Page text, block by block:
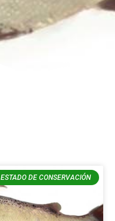
ESTADO DE CONSERVACIÓN